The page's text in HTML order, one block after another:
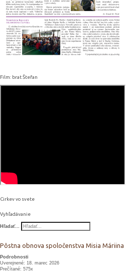
Film: brat Štefan
Cirkev vo svete
Vyhľadávanie
Hľadať...
Pôstna obnova spoločenstva Misia Máriina
Podrobnosti
Uverejnené: 18. marec 2026
Prečítané: 575x